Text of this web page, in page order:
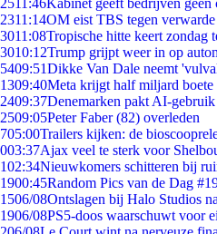
2511:46Kabinet geeft bedrijven geen
2311:14OM eist TBS tegen verwarde
3011:08Tropische hitte keert zondag
3010:12Trump grijpt weer in op
5409:51Dikke Van Dale neemt
1309:40Meta krijgt half miljard boete
2409:37Denemarken pakt AI-
2509:05Peter Faber (82) overleden
705:00Trailers kijken: de
003:37Ajax veel te sterk voor
102:34Nieuwkomers schitteren bij
1900:45Random Pics van de Dag
1506/08Ontslagen bij Halo Studios
1906/08PS5-doos waarschuwt voor